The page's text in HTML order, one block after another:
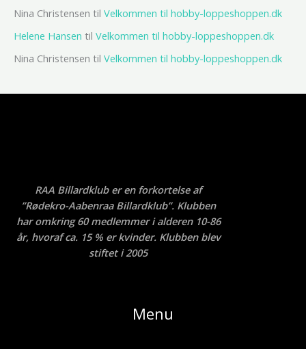
Nina Christensen til Velkommen til hobby-loppeshoppen.dk
Helene Hansen til Velkommen til hobby-loppeshoppen.dk
Nina Christensen til Velkommen til hobby-loppeshoppen.dk
RAA Billardklub er en forkortelse af
”Rødekro-Aabenraa Billardklub”. Klubben
har omkring 60 medlemmer i alderen 10-86
år, hvoraf ca. 15 % er kvinder. Klubben blev
stiftet i 2005
Menu